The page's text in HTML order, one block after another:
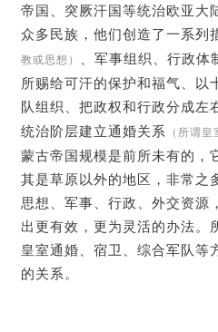
帝国、突厥汗国等统治欧亚大
众多民族，他们创造了一系列
教或思想）
、军事组织、行政体
所赐给可汗的保护和福气、以
队组织、把政权和行政分成左
统治阶层建立通婚关系
（所谓皇
蒙古帝国规模是前所未有的，
其是草原以外的地区，非常之
思想、军事、行政、外交资源
出更有效，更为灵活的办法。
皇室通婚、宿卫、综合军队等
的关系。